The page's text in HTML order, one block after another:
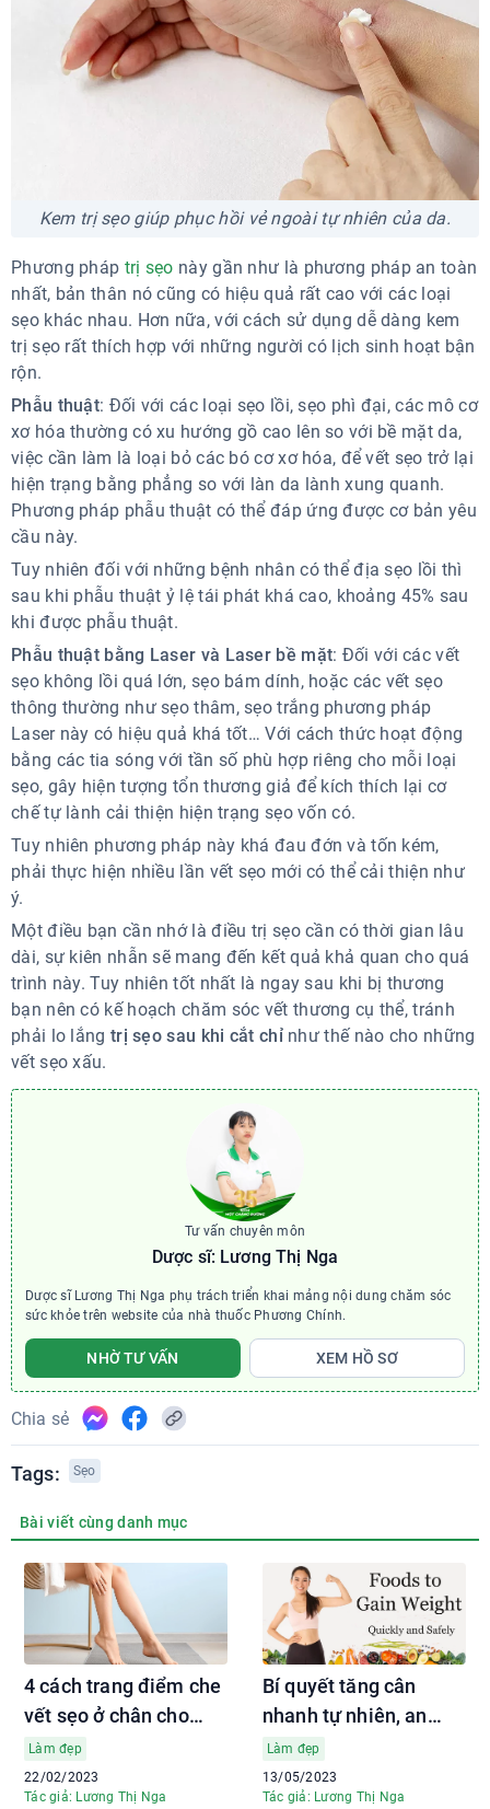
Kem trị sẹo giúp phục hồi vẻ ngoài tự nhiên của da.
Phương pháp trị sẹo này gần như là phương pháp an toàn
nhất, bản thân nó cũng có hiệu quả rất cao với các loại
sẹo khác nhau. Hơn nữa, với cách sử dụng dễ dàng kem
trị sẹo rất thích hợp với những người có lịch sinh hoạt bận
rộn.
Phẫu thuật: Đối với các loại sẹo lồi, sẹo phì đại, các mô cơ
xơ hóa thường có xu hướng gồ cao lên so với bề mặt da,
việc cần làm là loại bỏ các bó cơ xơ hóa, để vết sẹo trở lại
hiện trạng bằng phẳng so với làn da lành xung quanh.
Phương pháp phẫu thuật có thể đáp ứng được cơ bản yêu
cầu này.
Tuy nhiên đối với những bệnh nhân có thể địa sẹo lồi thì
sau khi phẫu thuật ỷ lệ tái phát khá cao, khoảng 45% sau
khi được phẫu thuật.
Phẫu thuật bằng Laser và Laser bề mặt: Đối với các vết
sẹo không lồi quá lớn, sẹo bám dính, hoặc các vết sẹo
thông thường như sẹo thâm, sẹo trắng phương pháp
Laser này có hiệu quả khá tốt… Với cách thức hoạt động
bằng các tia sóng với tần số phù hợp riêng cho mỗi loại
sẹo, gây hiện tượng tổn thương giả để kích thích lại cơ
chế tự lành cải thiện hiện trạng sẹo vốn có.
Tuy nhiên phương pháp này khá đau đớn và tốn kém,
phải thực hiện nhiều lần vết sẹo mới có thể cải thiện như
ý.
Một điều bạn cần nhớ là điều trị sẹo cần có thời gian lâu
dài, sự kiên nhẫn sẽ mang đến kết quả khả quan cho quá
trình này. Tuy nhiên tốt nhất là ngay sau khi bị thương
bạn nên có kế hoạch chăm sóc vết thương cụ thể, tránh
phải lo lắng trị sẹo sau khi cắt chỉnhư thế nào cho những
vết sẹo xấu.
Tư vấn chuyên môn
Dược sĩ: Lương Thị Nga
Dược sĩ Lương Thị Nga phụ trách triển khai mảng nội dung chăm sóc
sức khỏe trên website của nhà thuốc Phương Chính.
NHỜ TƯ VẤN XEM HỒ SƠ
Chia sẻ
Tags: Sẹo
Bài viết cùng danh mục
4 cách trang điểm che
vết sẹo ở chân cho
nàng tha hồ diện váy
Làm đẹp
22/02/2023
Tác giả: Lương Thị Nga
Bí quyết tăng cân
nhanh tự nhiên, an
toàn ngay tại nhà
Làm đẹp
13/05/2023
Tác giả: Lương Thị Nga